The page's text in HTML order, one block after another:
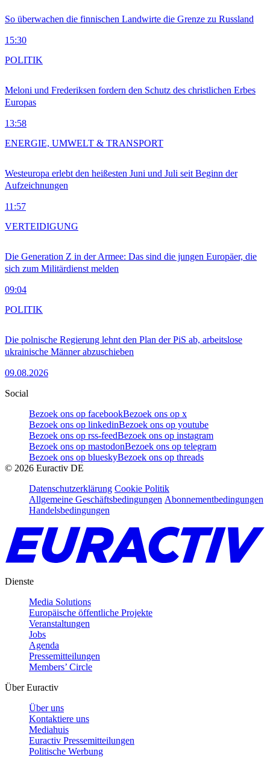
So überwachen die finnischen Landwirte die Grenze zu Russland
15:30
Meloni und Frederiksen fordern den Schutz des christlichen Erbes
Europas
13:58
POLITIK
Westeuropa erlebt den heißesten Juni und Juli seit Beginn der
Aufzeichnungen
11:57
ENERGIE, UMWELT & TRANSPORT
Die Generation Z in der Armee: Das sind die jungen Europäer, die
sich zum Militärdienst melden
09:04
VERTEIDIGUNG
Die polnische Regierung lehnt den Plan der PiS ab, arbeitslose
ukrainische Männer abzuschieben
09.08.2026
POLITIK
Social
Bezoek ons op facebookBezoek ons op x
Bezoek ons op linkedinBezoek ons op youtube
Bezoek ons op rss-feedBezoek ons op instagram
Bezoek ons op mastodonBezoek ons op telegram
Bezoek ons op blueskyBezoek ons op threads
© 2026 Euractiv DE
Datenschutzerklärung Cookie Politik
Allgemeine Geschäftsbedingungen Abonnementbedingungen
Handelsbedingungen
Dienste
Media Solutions
Europäische öffentliche Projekte
Veranstaltungen
Jobs
Agenda
Pressemitteilungen
Members’ Circle
Über Euractiv
Über uns
Kontaktiere uns
Mediahuis
Euractiv Pressemitteilungen
Politische Werbung